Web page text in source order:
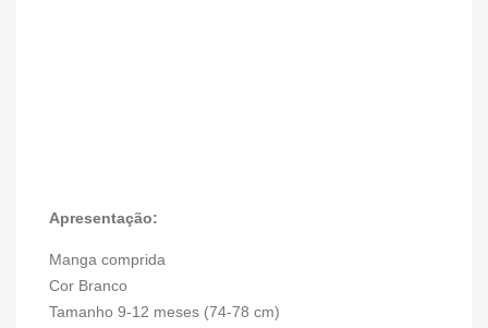
Apresentação:
Manga comprida
Cor Branco
Tamanho 9-12 meses (74-78 cm)